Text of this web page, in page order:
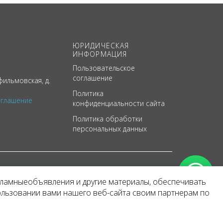
д.
ЮРИДИЧЕСКАЯ
ИНФОРМАЦИЯ
Пользовательское
соглашение
Политика
конфиденциальности сайта
Политика обработки
персональных данных
и другие материалы, обеспечивать
вами нашего веб-сайта своим партнерам по